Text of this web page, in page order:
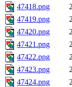
47418.png
47419.png
47420.png
47421.png
47422.png
47423.png
47424.png